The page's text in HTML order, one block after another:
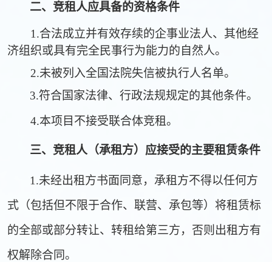
二、竞租人应具备的资格条件
1.合法成立并有效存续的企事业法人、其他经
济组织或具有完全民事行为能力的自然人。
2.未被列入全国法院失信被执行人名单。
3.符合国家法律、行政法规规定的其他条件。
4.本项目不接受联合体竞租。
三、竞租人（承租方）应接受的主要租赁条件
1.未经出租方书面同意，承租方不得以任何方
式（包括但不限于合作、联营、承包等）将租赁标
的全部或部分转让、转租给第三方，否则出租方有
权解除合同。